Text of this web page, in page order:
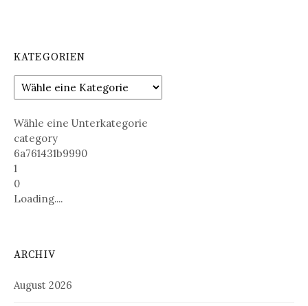
KATEGORIEN
Wähle eine Unterkategorie
category
6a761431b9990
1
0
Loading....
ARCHIV
August 2026